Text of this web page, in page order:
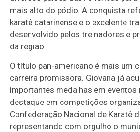
mais alto do pódio. A conquista
karatê catarinense e o excelente
desenvolvido pelos treinadores e
da região.
O título pan-americano é mais um
carreira promissora. Giovana já
importantes medalhas em eventos
destaque em competições
Confederação Nacional de Karatê
representando com orgulho o